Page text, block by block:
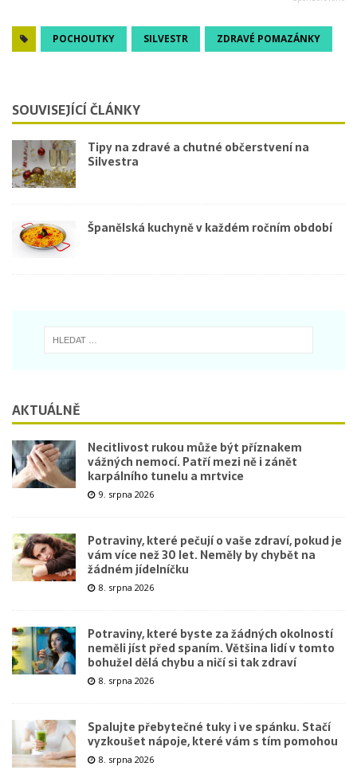
POCHOUTKY SILVESTR ZDRAVÉ POMAZÁNKY
SOUVISEJÍCÍ ČLÁNKY
Tipy na zdravé a chutné občerstvení na
Silvestra
Španělská kuchyně v každém ročním období
AKTUÁLNĚ
Necitlivost rukou může být příznakem
vážných nemocí. Patří mezi ně i zánět
karpálního tunelu a mrtvice
9. srpna 2026
Potraviny, které pečují o vaše zdraví, pokud je
vám více než 30 let. Neměly by chybět na
žádném jídelníčku
8. srpna 2026
Potraviny, které byste za žádných okolností
neměli jíst před spaním. Většina lidí v tomto
bohužel dělá chybu a ničí si tak zdraví
8. srpna 2026
Spalujte přebytečné tuky i ve spánku. Stačí
vyzkoušet nápoje, které vám s tím pomohou
8. srpna 2026